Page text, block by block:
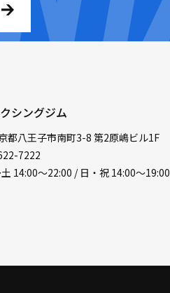
シングジム
都八王子市南町3-8 第2原嶋ビル1F
7222
14:00〜22:00 / 日・祝 14:00〜19:00